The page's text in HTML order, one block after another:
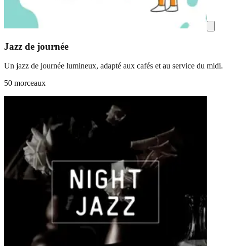
Jazz de journée
Un jazz de journée lumineux, adapté aux cafés et au service du midi.
50 morceaux